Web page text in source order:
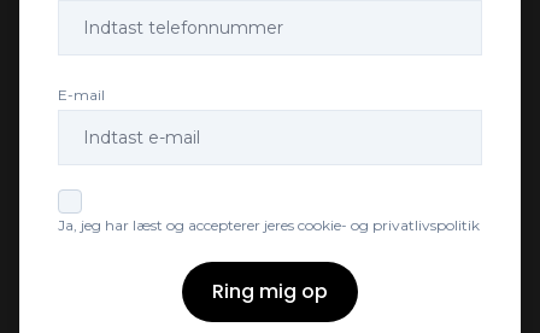
E-mail
Ja, jeg har læst og accepterer jeres cookie- og privatlivspolitik
Ring mig op